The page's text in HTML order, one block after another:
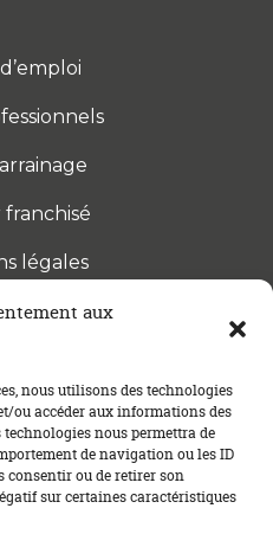
aux
nous utilisons des technologies
ou accéder aux informations des
nous permettra de
de navigation ou les ID
consentir ou de retirer son
sur certaines caractéristiques
franchisé
légales
NEWSLETTER
pour être tenu au
concernant le
!